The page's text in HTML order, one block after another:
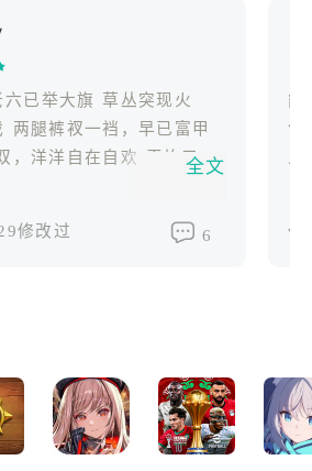
六已举大旗 草丛突现火
两腿裤衩一裆，早已富甲
，洋洋自在自欢 平均三步
全文
修改过 6
能
包